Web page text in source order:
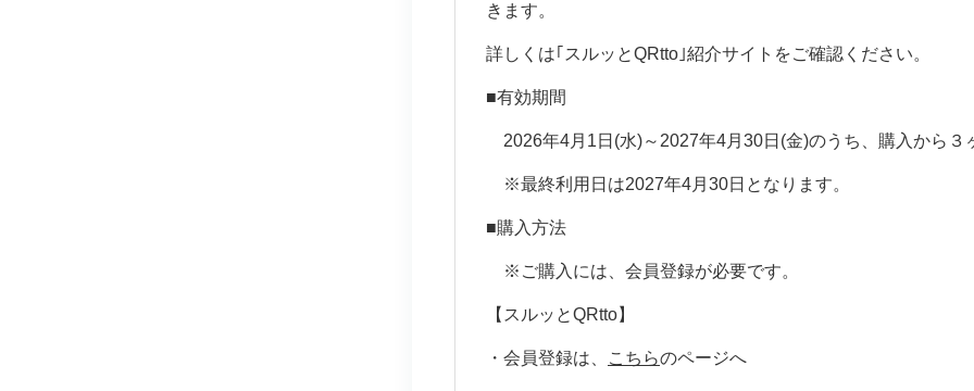
きます。
詳しくは｢ スルッとQRtto ｣紹介サイトをご確認ください。
■有効期間
2026年4月1日(水)～2027年4月30日(金)のうち、購入から３
※最終利用日は2027年4月30日となります。
■購入方法
※ご購入には、会員登録が必要です。
【スルッとQRtto】
・会員登録は、 こちらのページへ